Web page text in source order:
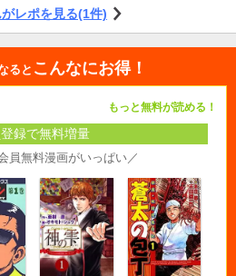
レポを見る(1件)
ると こんなにお得！
もっと無料が読める！
録で無料増量
員無料漫画がいっぱい／